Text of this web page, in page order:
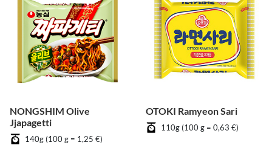
NONGSHIM Olive
Jjapagetti
140g (100 g = 1,25 €)
OTOKI Ramyeon Sari
110g (100 g = 0,63 €)